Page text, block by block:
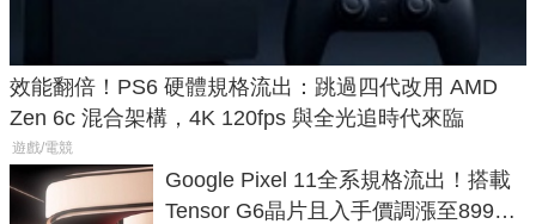
效能翻倍！PS6 硬體規格流出：跳過四代改用 AMD
Zen 6c 混合架構，4K 120fps 與全光追時代來臨
遊戲/電競
Google Pixel 11全系規格流出！搭載
Tensor G6晶片且入手價調漲至899美